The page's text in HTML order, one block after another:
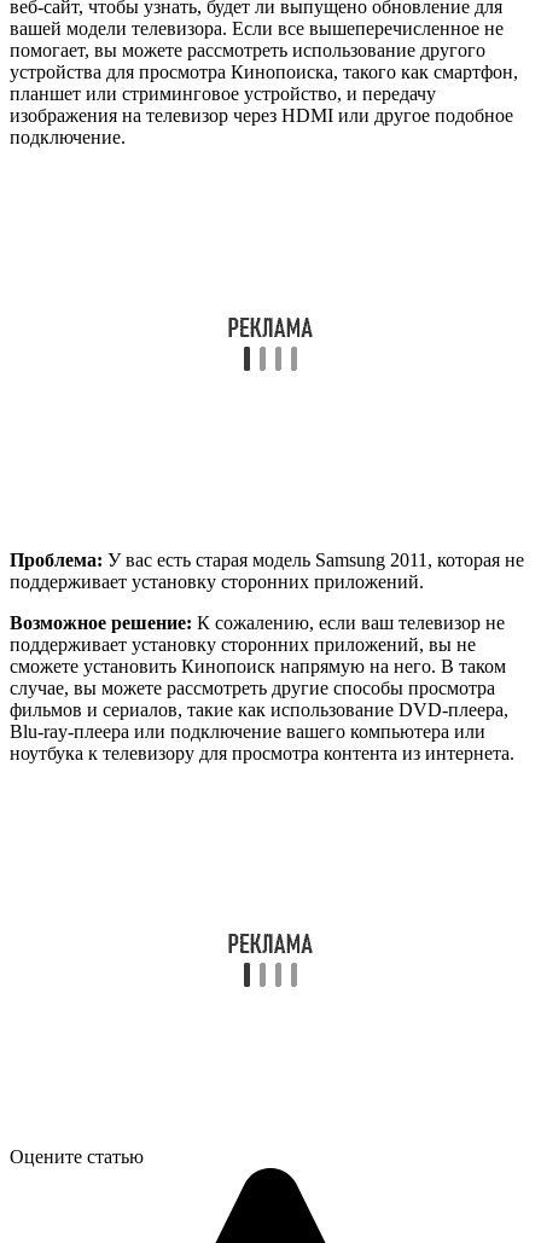
веб-сайт, чтобы узнать, будет ли выпущено обновление для
вашей модели телевизора. Если все вышеперечисленное не
помогает, вы можете рассмотреть использование другого
устройства для просмотра Кинопоиска, такого как смартфон,
планшет или стриминговое устройство, и передачу
изображения на телевизор через HDMI или другое подобное
подключение.
Проблема: У вас есть старая модель Samsung 2011, которая не
поддерживает установку сторонних приложений.
Возможное решение: К сожалению, если ваш телевизор не
поддерживает установку сторонних приложений, вы не
сможете установить Кинопоиск напрямую на него. В таком
случае, вы можете рассмотреть другие способы просмотра
фильмов и сериалов, такие как использование DVD-плеера,
Blu-ray-плеера или подключение вашего компьютера или
ноутбука к телевизору для просмотра контента из интернета.
Оцените статью